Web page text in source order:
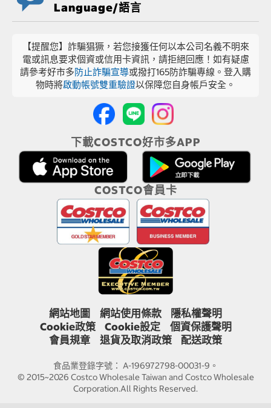
Language/語言
【提醒您】詐騙猖獗，若您接獲任何以本公司名義不明來
電或訊息要求個資或信用卡資訊，請拒絕回應！如有疑慮
請參考好市多防止詐騙宣導或撥打165防詐騙專線。登入購
物時將啟動帳號雙重驗證以保障您自身帳戶安全。
下載COSTCO好市多APP
COSTCO會員卡
網站地圖 網站使用條款
隱私權聲明
Cookie政策
Cookie設定
個資保護聲明
會員規章
退貨及取消政策 配送政策
食品業登錄字號： A-196972798-00031-9。
© 2015~2026 Costco Wholesale Taiwan and Costco Wholesale
Corporation.All Rights Reserved.